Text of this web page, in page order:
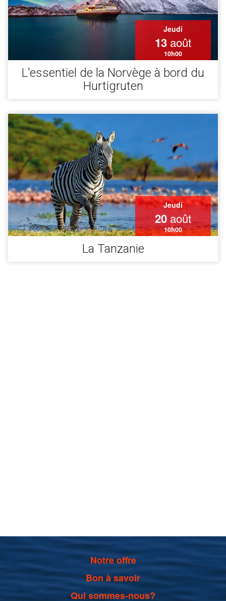
Jeudi
13 août
10h00
L'essentiel de la Norvège à bord du
Hurtigruten
Jeudi
20 août
10h00
La Tanzanie
Notre offre
Bon à savoir
Qui sommes-nous?